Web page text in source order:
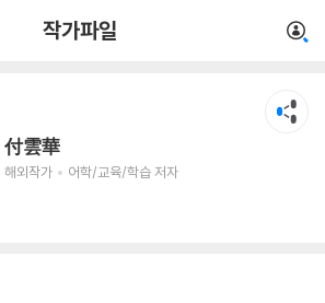
작가파일
付雲華
해외작가 어학/교육/학습 저자
/교육/학습 저자